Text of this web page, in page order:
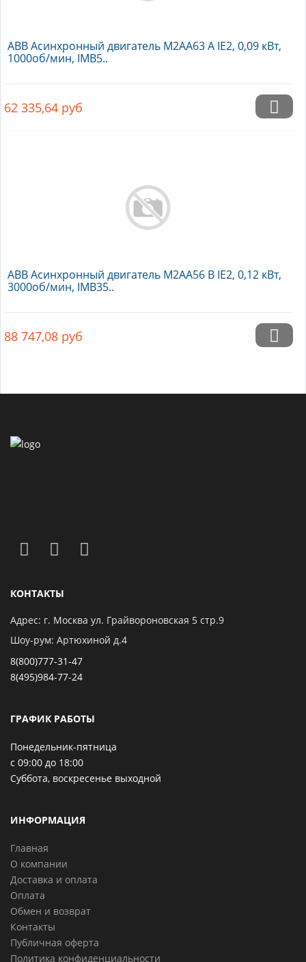
ABB Асинхронный двигатель M2AA63 A IE2, 0,09 кВт,
1000об/мин, IMB5..
62 335,64 руб
ABB Асинхронный двигатель M2AA56 B IE2, 0,12 кВт,
3000об/мин, IMB35..
88 747,08 руб
КОНТАКТЫ
Адрес: г. Москва ул. Грайвороновская 5 стр.9
Шоу-рум: Артюхиной д.4
8(800)777-31-47
8(495)984-77-24
ГРАФИК РАБОТЫ
Понедельник-пятница
с 09:00 до 18:00
Суббота, воскресенье выходной
ИНФОРМАЦИЯ
Главная
О компании
Доставка и оплата
Оплата
Обмен и возврат
Контакты
Публичная оферта
Политика конфиденциальности